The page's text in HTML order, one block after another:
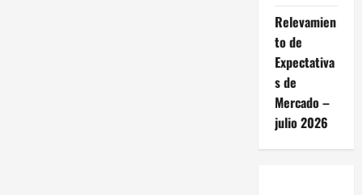
Relevamien
to de
Expectativa
s de
Mercado –
julio 2026